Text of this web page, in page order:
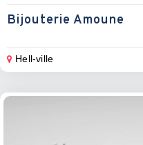
Bijouterie Amoune
Hell-ville